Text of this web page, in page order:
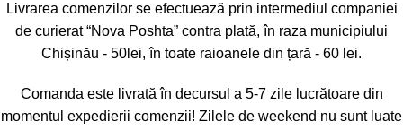
Livrarea comenzilor se efectuează prin intermediul companiei
de curierat “Nova Poshta” contra plată, în raza municipiului
Chișinău - 50lei, în toate raioanele din țară - 60 lei.
Comanda este livrată în decursul a 5-7 zile lucrătoare din
momentul expedierii comenzii! Zilele de weekend nu sunt luate